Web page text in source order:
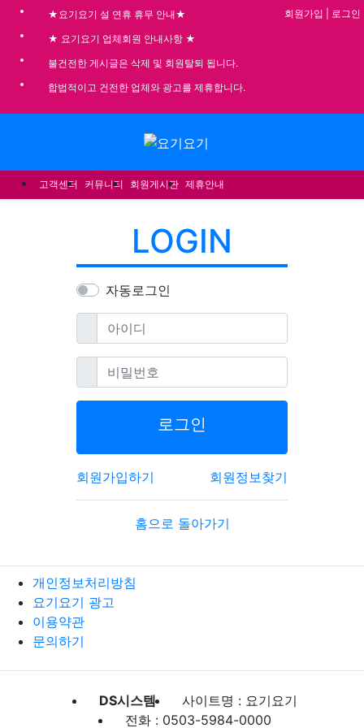
★요기요기 설 연휴 휴무 안내★
★ 요기요기 업체회원 안내사항 ★
불건전한 게시글은 삭제 및 회원탈퇴 됩니다.
합법적이고 건전한 업체와 광고를 제휴합니다.
회원가입 로그인
고객센터 커뮤니티 회원게시판 제휴안내
LOGIN
자동로그인
아이디필수
비밀번호필수
로그인
회원가입하기 회원정보찾기
홈으로 돌아가기
개인정보처리방침
요기요기 광고
이용약관
문의하기
DS시스템
사이트명 : 요기요기
전화 : 0503-5984-0000